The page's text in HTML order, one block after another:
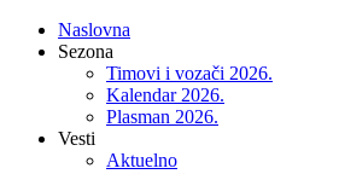
Naslovna
Sezona
Timovi i vozači 2026.
Kalendar 2026.
Plasman 2026.
Vesti
Aktuelno